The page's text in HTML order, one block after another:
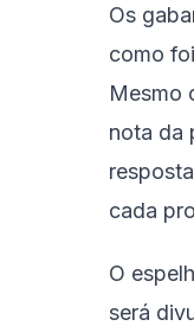
Os
como
Mesmo
nota da
cada
O
será